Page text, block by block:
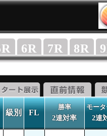
R 6R 7R 8R 9
級別 FL
勝率
2連対率
モー
2連